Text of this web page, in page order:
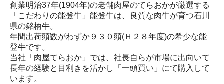
創業明治37年(1904年)の老舗肉屋のてらおかが厳選する
「こだわりの能登牛」能登牛は、良質な肉牛が育つ石川
県の銘柄牛。
年間出荷頭数がわずか９３０頭(Ｈ２８年度)の希少な能
登牛です。
当社「肉屋てらおか」では、社長自らが市場に出向いて
長年の経験と目利きを活かし「一頭買い」にて購入して
います。